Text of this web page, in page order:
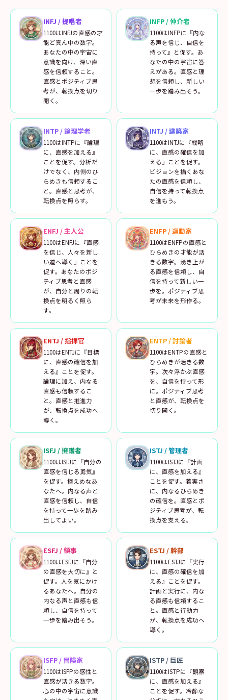
INFJ /提唱者
1100はINFJの直感の才
能ど真ん中の数字。
あなたの中の宇宙に
意識を向け、深い直
感を信頼すること。
直感とポジティブ思
考が、転換点を切り
開く。
INFP/仲介者
1100はINFPに『内な
る声を信じ、自信を
持って』と促す。あ
なたの中の宇宙に答
えがある。直感と理
想を信頼し、新しい
一歩を踏み出そう。
INTP/論理学者
1100はINTPに『論理
に、直感を加える』
ことを促す。分析だ
けでなく、内側のひ
らめきも信頼するこ
と。直感と思考が、
転換点を照らす。
INTJ /建築家
1100はINTJに『戦略
に、直感の確信を加
える』ことを促す。
ビジョンを描くあな
たの直感を信頼し、
自信を持って転換点
を進もう。
ENFJ /主人公
1100はENFJに『直感
を信じ、人々を新し
い道へ導く』ことを
促す。あなたのポジ
ティブ思考と直感
が、自分と周りの転
換点を明るく照ら
す。
ENFP/運動家
1100はENFPの直感と
ひらめきの才能が活
きる数字。湧き上が
る直感を信頼し、自
信を持って新しい一
歩を。ポジティブ思
考が未来を形作る。
ENTJ /指揮官
1100はENTJに『目標
に、直感の確信を加
える』ことを促す。
論理に加え、内なる
直感も信頼するこ
と。直感と推進力
が、転換点を成功へ
導く。
ENTP/討論者
1100はENTPの直感と
ひらめきが活きる数
字。次々浮かぶ直感
を、自信を持って形
に。ポジティブ思考
と直感が、転換点を
切り開く。
ISFJ /擁護者
1100はISFJに『自分の
直感を信じる勇気』
を促す。控えめなあ
なたへ。内なる声と
直感を信頼し、自信
を持って一歩を踏み
出してよい。
ISTJ /管理者
1100はISTJに『計画
に、直感を加える』
ことを促す。着実さ
に、内なるひらめき
の確信を。直感とポ
ジティブ思考が、転
換点を支える。
ESFJ /領事
1100はESFJに『自分
の直感を大切に』と
促す。人を気にかけ
るあなたへ。自分の
内なる声と直感も信
頼し、自信を持って
一歩を踏み出そう。
ESTJ /幹部
1100はESTJに『実行
に、直感の確信を加
える』ことを促す。
計画と実行に、内な
る直感も信頼するこ
と。直感と行動力
が、転換点を成功へ
導く。
ISFP/ 冒険家
1100はISFPの感性と
直感が活きる数字。
心の中の宇宙に意識
ISTP/ 巨匠
1100はISTPに『観察
に、直感を加える』
ことを促す。冷静な